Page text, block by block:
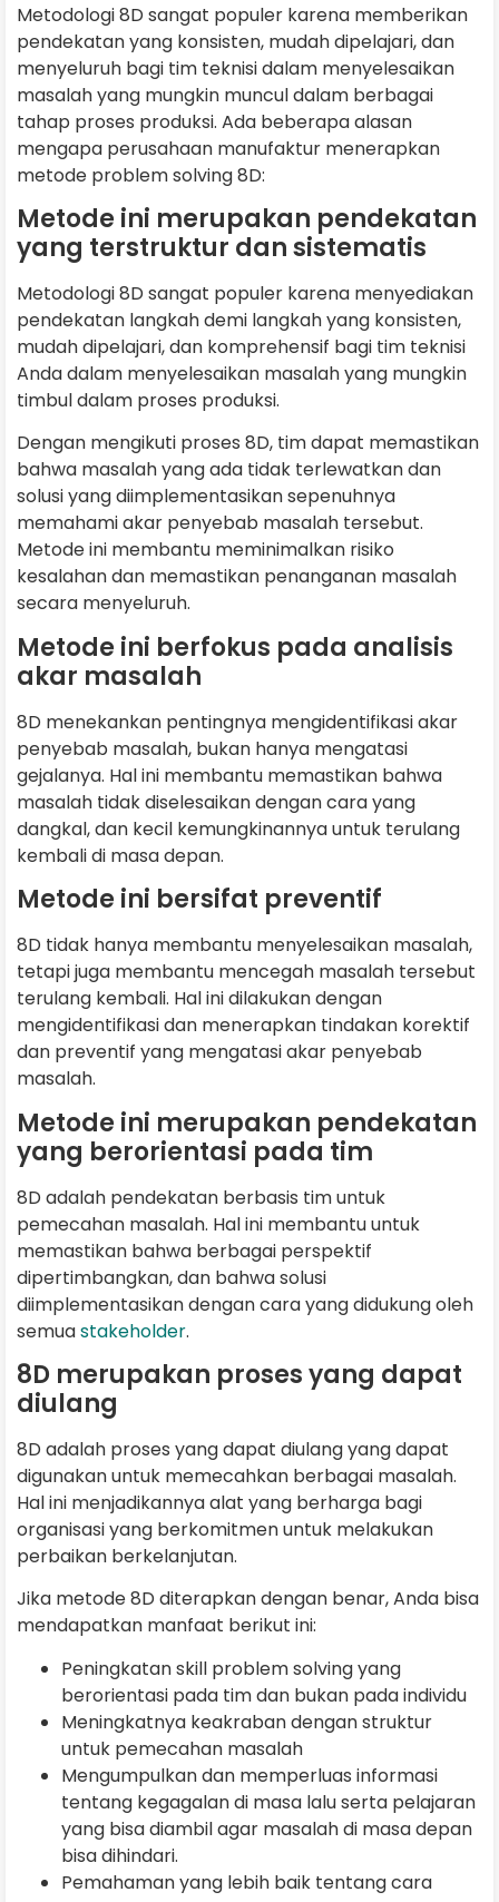
Metodologi 8D sangat populer karena memberikan
pendekatan yang konsisten, mudah dipelajari, dan
menyeluruh bagi tim teknisi dalam menyelesaikan
masalah yang mungkin muncul dalam berbagai
tahap proses produksi. Ada beberapa alasan
mengapa perusahaan manufaktur menerapkan
metode problem solving 8D:
Metode ini merupakan pendekatan
yang terstruktur dan sistematis
Metodologi 8D sangat populer karena menyediakan
pendekatan langkah demi langkah yang konsisten,
mudah dipelajari, dan komprehensif bagi tim teknisi
Anda dalam menyelesaikan masalah yang mungkin
timbul dalam proses produksi.
Dengan mengikuti proses 8D, tim dapat memastikan
bahwa masalah yang ada tidak terlewatkan dan
solusi yang diimplementasikan sepenuhnya
memahami akar penyebab masalah tersebut.
Metode ini membantu meminimalkan risiko
kesalahan dan memastikan penanganan masalah
secara menyeluruh.
Metode ini berfokus pada analisis
akar masalah
8D menekankan pentingnya mengidentifikasi akar
penyebab masalah, bukan hanya mengatasi
gejalanya. Hal ini membantu memastikan bahwa
masalah tidak diselesaikan dengan cara yang
dangkal, dan kecil kemungkinannya untuk terulang
kembali di masa depan.
Metode ini bersifat preventif
8D tidak hanya membantu menyelesaikan masalah,
tetapi juga membantu mencegah masalah tersebut
terulang kembali. Hal ini dilakukan dengan
mengidentifikasi dan menerapkan tindakan korektif
dan preventif yang mengatasi akar penyebab
masalah.
Metode ini merupakan pendekatan
yang berorientasi pada tim
8D adalah pendekatan berbasis tim untuk
pemecahan masalah. Hal ini membantu untuk
memastikan bahwa berbagai perspektif
dipertimbangkan, dan bahwa solusi
diimplementasikan dengan cara yang didukung oleh
semuastakeholder.
8D merupakan proses yang dapat
diulang
8D adalah proses yang dapat diulang yang dapat
digunakan untuk memecahkan berbagai masalah.
Hal ini menjadikannya alat yang berharga bagi
organisasi yang berkomitmen untuk melakukan
perbaikan berkelanjutan.
Jika metode 8D diterapkan dengan benar, Anda bisa
mendapatkan manfaat berikut ini:
Peningkatan skill problem solving yang
berorientasi pada tim dan bukan pada individu
Meningkatnya keakraban dengan struktur
untuk pemecahan masalah
Mengumpulkan dan memperluas informasi
tentang kegagalan di masa lalu serta pelajaran
yang bisa diambil agar masalah di masa depan
bisa dihindari.
Pemahaman yang lebih baik tentang cara